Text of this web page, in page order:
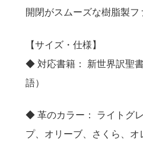
開閉がスムーズな樹脂製フ
【サイズ・仕様】
◆ 対応書籍： 新世界訳聖
語）
◆ 革のカラー： ライトグ
プ、オリーブ、さくら、